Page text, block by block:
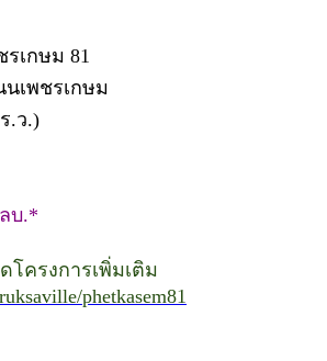
เกษม 81
เพชรเกษม
.ว.)
บ.*
โครงการเพิ่มเติม
phetkasem81